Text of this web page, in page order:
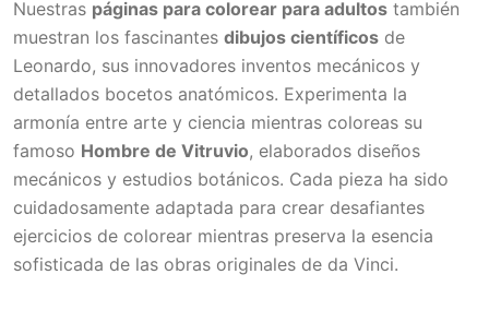
Nuestras páginas para colorear para adultos también
muestran los fascinantes dibujos científicos de
Leonardo, sus innovadores inventos mecánicos y
detallados bocetos anatómicos. Experimenta la
armonía entre arte y ciencia mientras coloreas su
famoso Hombre de Vitruvio, elaborados diseños
mecánicos y estudios botánicos. Cada pieza ha sido
cuidadosamente adaptada para crear desafiantes
ejercicios de colorear mientras preserva la esencia
sofisticada de las obras originales de da Vinci.